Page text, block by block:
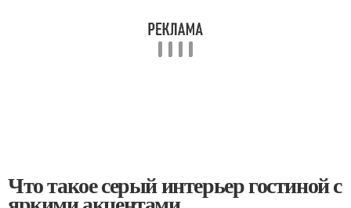
Что такое серый интерьер гостиной с